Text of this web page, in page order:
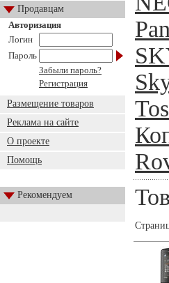
Продавцам
Авторизация
Логин
Пароль
Забыли пароль?
Регистрация
Размещение товаров
Реклама на сайте
О проекте
Помощь
Рекомендуем